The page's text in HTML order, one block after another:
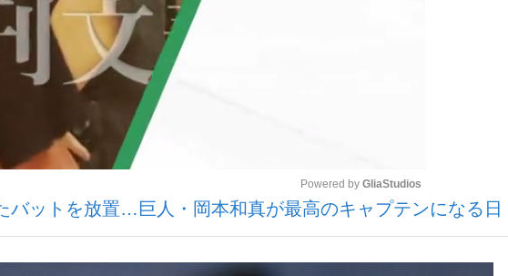
佑が初めて明かした日本代表監督に...
いまさら聞けない
Mute
Powered by GliaStudios
バットを放置…巨人・岡本和真が最高のキャプテンになる日